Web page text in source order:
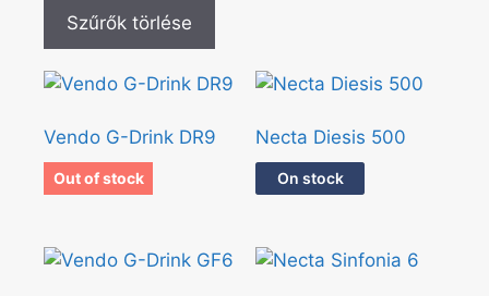
Szűrők törlése
Vendo G-Drink DR9
Out of stock
Necta Diesis 500
On stock